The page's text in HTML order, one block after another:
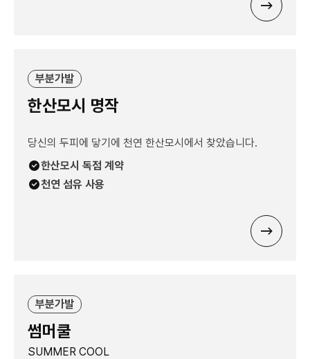
부분가발
한산모시 명작
당신의 두피에 닿기에 천연 한산모시에서 찾았습니다.
한산모시 독점 계약
천연 섬유 사용
부분가발
썸머쿨
SUMMER COOL